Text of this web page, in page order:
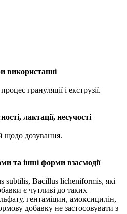
використанні
грануляції і екструзії.
лактації, несучості
щодо дозування.
та інші форми взаємодії
subtilis, Bacillus licheniformis, які
є чутливі до таких
гентаміцин, амоксицилін,
добавку не застосовувати з